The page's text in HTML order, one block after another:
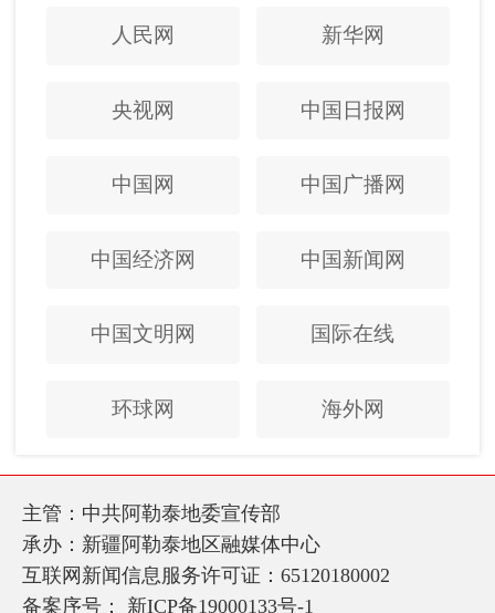
人民网 新华网
央视网 中国日报网
中国网 中国广播网
中国经济网 中国新闻网
中国文明网 国际在线
环球网 海外网
主管：中共阿勒泰地委宣传部
承办：新疆阿勒泰地区融媒体中心
互联网新闻信息服务许可证：65120180002
备案序号： 新ICP备19000133号-1